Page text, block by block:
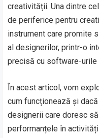
creativității. Una dintre
de periferice pentru
instrument care promite
al designerilor, printr-o
precisă cu software-
În acest articol, vom
cum funcționează și
designerii care doresc
performanțele în